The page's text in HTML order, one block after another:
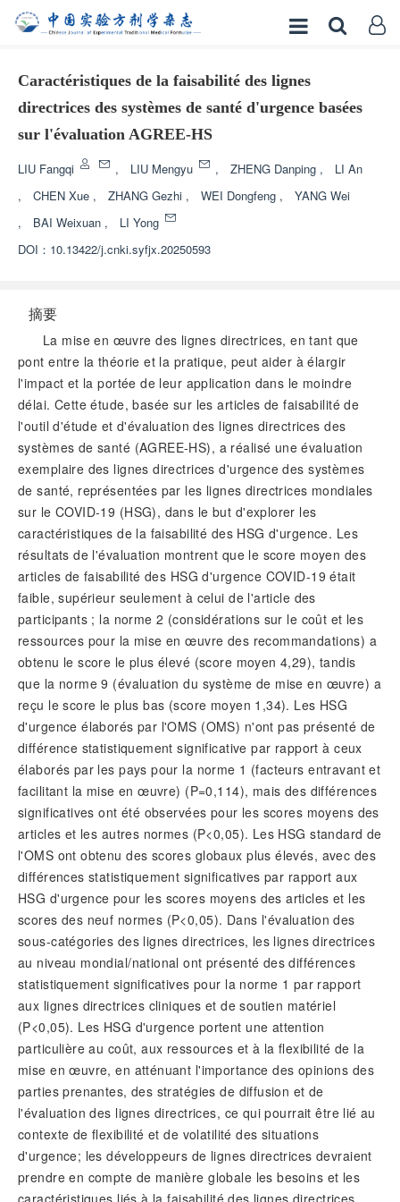
Caractéristiques de la faisabilité des lignes
directrices des systèmes de santé d'urgence basées
sur l'évaluation AGREE-HS
LIU Fangqi , LIU Mengyu , ZHENG Danping ,
LI An
,
CHEN Xue , ZHANG Gezhi , WEI Dongfeng ,
YANG Wei
,
BAI Weixuan ,
LI Yong
DOI： 10.13422/j.cnki.syfjx.20250593
摘要
La mise en œuvre des lignes directrices, en tant que
pont entre la théorie et la pratique, peut aider à élargir
l'impact et la portée de leur application dans le moindre
délai. Cette étude, basée sur les articles de faisabilité de
l'outil d'étude et d'évaluation des lignes directrices des
systèmes de santé (AGREE-HS), a réalisé une évaluation
exemplaire des lignes directrices d'urgence des systèmes
de santé, représentées par les lignes directrices mondiales
sur le COVID-19 (HSG), dans le but d'explorer les
caractéristiques de la faisabilité des HSG d'urgence. Les
résultats de l'évaluation montrent que le score moyen des
articles de faisabilité des HSG d'urgence COVID-19 était
faible, supérieur seulement à celui de l'article des
participants ; la norme 2 (considérations sur le coût et les
ressources pour la mise en œuvre des recommandations) a
obtenu le score le plus élevé (score moyen 4,29), tandis
que la norme 9 (évaluation du système de mise en œuvre) a
reçu le score le plus bas (score moyen 1,34). Les HSG
d'urgence élaborés par l'OMS (OMS) n'ont pas présenté de
différence statistiquement significative par rapport à ceux
élaborés par les pays pour la norme 1 (facteurs entravant et
facilitant la mise en œuvre) (P=0,114), mais des différences
significatives ont été observées pour les scores moyens des
articles et les autres normes (P<0,05). Les HSG standard de
l'OMS ont obtenu des scores globaux plus élevés, avec des
différences statistiquement significatives par rapport aux
HSG d'urgence pour les scores moyens des articles et les
scores des neuf normes (P<0,05). Dans l'évaluation des
sous-catégories des lignes directrices, les lignes directrices
au niveau mondial/national ont présenté des différences
statistiquement significatives pour la norme 1 par rapport
aux lignes directrices cliniques et de soutien matériel
(P<0,05). Les HSG d'urgence portent une attention
particulière au coût, aux ressources et à la flexibilité de la
mise en œuvre, en atténuant l'importance des opinions des
parties prenantes, des stratégies de diffusion et de
l'évaluation des lignes directrices, ce qui pourrait être lié au
contexte de flexibilité et de volatilité des situations
d'urgence; les développeurs de lignes directrices devraient
prendre en compte de manière globale les besoins et les
caractéristiques liés à la faisabilité des lignes directrices